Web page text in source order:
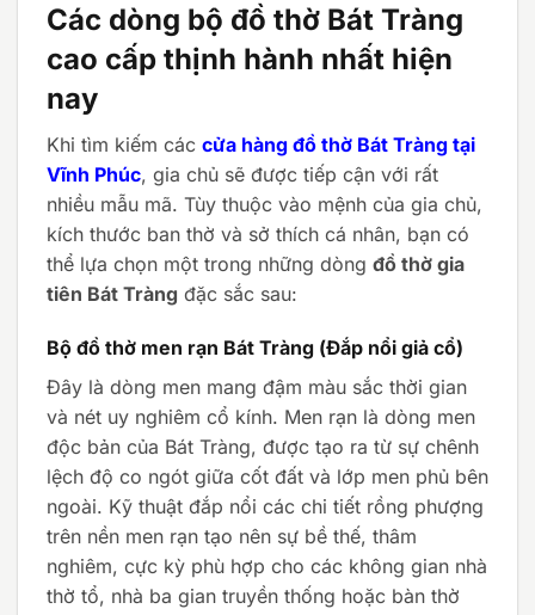
Các dòng bộ đồ thờ Bát Tràng
cao cấp thịnh hành nhất hiện
nay
Khi tìm kiếm các cửa hàng đồ thờ Bát Tràng tại
Vĩnh Phúc, gia chủ sẽ được tiếp cận với rất
nhiều mẫu mã. Tùy thuộc vào mệnh của gia chủ,
kích thước ban thờ và sở thích cá nhân, bạn có
thể lựa chọn một trong những dòng đồ thờ gia
tiên Bát Tràng đặc sắc sau:
Bộ đồ thờ men rạn Bát Tràng (Đắp nổi giả cổ)
Đây là dòng men mang đậm màu sắc thời gian
và nét uy nghiêm cổ kính. Men rạn là dòng men
độc bản của Bát Tràng, được tạo ra từ sự chênh
lệch độ co ngót giữa cốt đất và lớp men phủ bên
ngoài. Kỹ thuật đắp nổi các chi tiết rồng phượng
trên nền men rạn tạo nên sự bề thế, thâm
nghiêm, cực kỳ phù hợp cho các không gian nhà
thờ tổ, nhà ba gian truyền thống hoặc bàn thờ